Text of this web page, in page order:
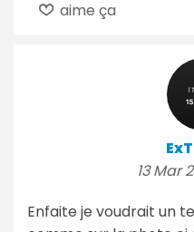
aime ça
13 Mar
Enfaite je voudrait un